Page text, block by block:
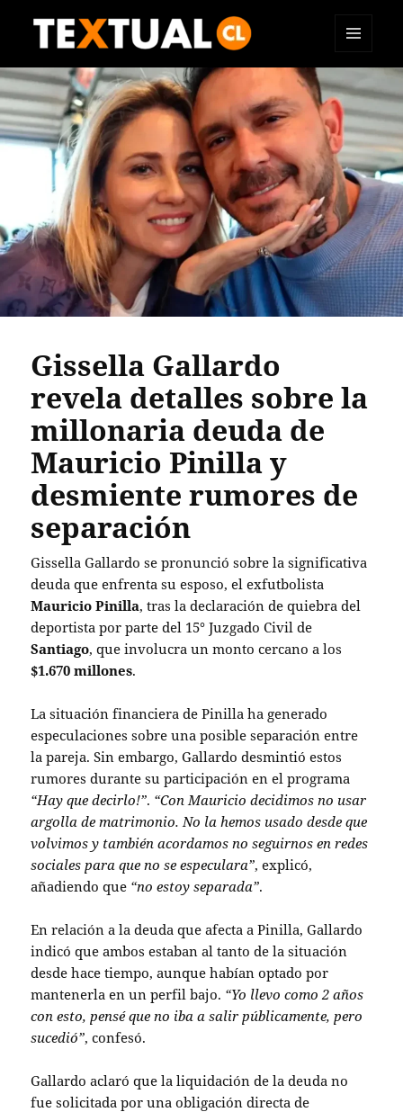
TEXTUAL
WIDGETS
Gissella Gallardo
revela detalles sobre la
millonaria deuda de
Mauricio Pinilla y
desmiente rumores de
separación
Gissella Gallardo se pronunció sobre la significativa
deuda que enfrenta su esposo, el exfutbolista
Mauricio Pinilla, tras la declaración de quiebra del
deportista por parte del 15° Juzgado Civil de
Santiago, que involucra un monto cercano a los
$1.670 millones.
La situación financiera de Pinilla ha generado
especulaciones sobre una posible separación entre
la pareja. Sin embargo, Gallardo desmintió estos
rumores durante su participación en el programa
“Hay que decirlo!”. “Con Mauricio decidimos no usar
argolla de matrimonio. No la hemos usado desde que
volvimos y también acordamos no seguirnos en redes
sociales para que no se especulara”, explicó,
añadiendo que “no estoy separada”.
En relación a la deuda que afecta a Pinilla, Gallardo
indicó que ambos estaban al tanto de la situación
desde hace tiempo, aunque habían optado por
mantenerla en un perfil bajo. “Yo llevo como 2 años
con esto, pensé que no iba a salir públicamente, pero
sucedió”, confesó.
Gallardo aclaró que la liquidación de la deuda no
fue solicitada por una obligación directa de